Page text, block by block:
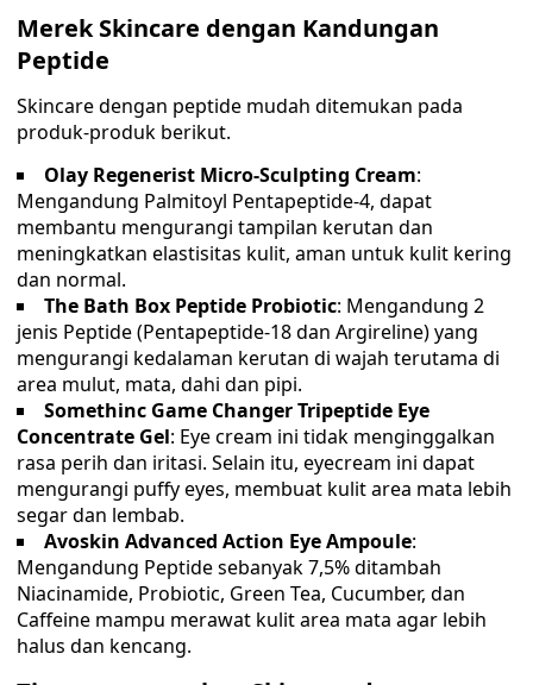
Merek Skincare dengan Kandungan
Peptide
Skincare dengan peptide mudah ditemukan pada
produk-produk berikut.
Olay Regenerist Micro-Sculpting Cream:
Mengandung Palmitoyl Pentapeptide-4, dapat
membantu mengurangi tampilan kerutan dan
meningkatkan elastisitas kulit, aman untuk kulit kering
dan normal.
The Bath Box Peptide Probiotic: Mengandung 2
jenis Peptide (Pentapeptide-18 dan Argireline) yang
mengurangi kedalaman kerutan di wajah terutama di
area mulut, mata, dahi dan pipi.
Somethinc Game Changer Tripeptide Eye
Concentrate Gel: Eye cream ini tidak menginggalkan
rasa perih dan iritasi. Selain itu, eyecream ini dapat
mengurangi puffy eyes, membuat kulit area mata lebih
segar dan lembab.
Avoskin Advanced Action Eye Ampoule:
Mengandung Peptide sebanyak 7,5% ditambah
Niacinamide, Probiotic, Green Tea, Cucumber, dan
Caffeine mampu merawat kulit area mata agar lebih
halus dan kencang.